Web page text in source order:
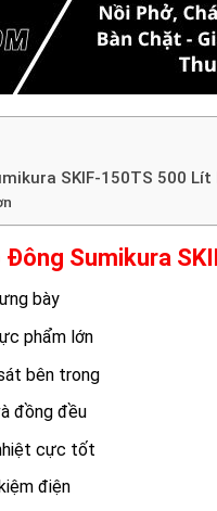
SKIF-150TS 500 Lít
Sumikura
bày
phẩm lớn
bên trong
đồng đều
cực tốt
điện